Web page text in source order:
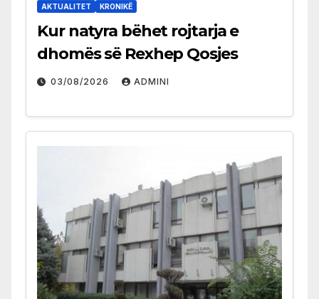
AKTUALITET KRONIKË
Kur natyra bëhet rojtarja e
dhomës së Rexhep Qosjes
03/08/2026 ADMINI